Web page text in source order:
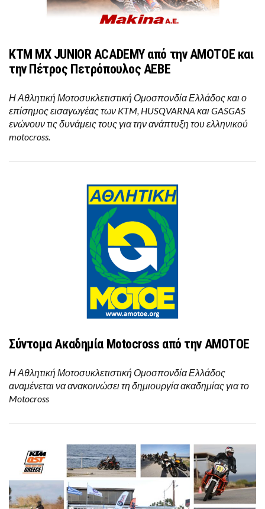
KTM MX JUNIOR ACADEMY από την ΑΜΟΤΟΕ και
την Πέτρος Πετρόπουλος ΑΕΒΕ
Η Αθλητική Μοτοσυκλετιστική Ομοσπονδία Ελλάδος και ο
επίσημος εισαγωγέας των KTM, HUSQVARNA και GASGAS
ενώνουν τις δυνάμεις τους για την ανάπτυξη του ελληνικού
motocross.
Σύντομα Ακαδημία Motocross από την ΑΜΟΤΟΕ
Η Αθλητική Μοτοσυκλετιστική Ομοσπονδία Ελλάδος
αναμένεται να ανακοινώσει τη δημιουργία ακαδημίας για το
Motocross